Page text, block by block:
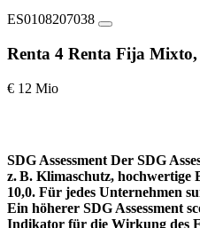
ES0108207038
Renta 4 Renta Fija
€ 12 Mio
SDG Assessment Der SDG
z. B. Klimaschutz, hochwertige
10,0. Für jedes Unternehmen
Ein höherer SDG Assessment
Indikator für die Wirkung des